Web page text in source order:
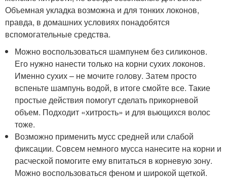
Объемная укладка возможна и для тонких локонов,
правда, в домашних условиях понадобятся
вспомогательные средства.
Можно воспользоваться шампунем без силиконов.
Его нужно нанести только на корни сухих локонов.
Именно сухих – не мочите голову. Затем просто
вспеньте шампунь водой, в итоге смойте все. Такие
простые действия помогут сделать прикорневой
объем. Подходит «хитрость» и для вьющихся волос
тоже.
Возможно применить мусс средней или слабой
фиксации. Совсем немного мусса нанесите на корни и
расческой помогите ему впитаться в корневую зону.
Можно воспользоваться феном и широкой щеткой.